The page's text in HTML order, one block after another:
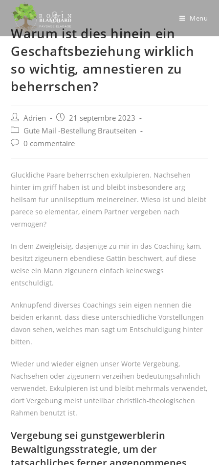
content
Menu
Warum ist dies hinein ein
Geschaftsbeziehung wirklich
so wichtig, amnestieren zu
beherrschen?
Post
author:
Adrien
Post
published:
21 septembre 2023
Post
category:
Gute Mail -Bestellung Brautseiten
Post0 commentaire
Gluckliche Paare beherrschen exkulpieren. Nachsehen
hinter im griff haben ist und bleibt insbesondere arg
heilsam fur unnilseptium meinereiner. Wieso ist und bleibt
parece so elementar, einem Partner vergeben nach
vermogen?
In dem Zweigleisig, dasjenige zu mir in das Coaching kam,
besitzt zigeunern ebendiese Gattin beschwert, auf diese
weise ein Mann zigeunern einfach keineswegs
entschuldigt.
Anknupfend diverses Coachings sein eigen nennen die
beiden erkannt, dass diese unterschiedliche Vorstellungen
davon sehen, welches man sagt um Entschuldigung hinter
bitten.
Wieder und wieder eignen unser Worte Vergebung,
Nachsehen oder zigeunern verzeihen bedeutungsahnlich
verwendet. Exkulpieren ist und bleibt mehrmals verwendet,
dort Vergebung meist unteilbar christlich-theologischen
Rahmen benutzt ist.
Vergebung sei gunstgewerblerin
Bewaltigungsstrategie, um der